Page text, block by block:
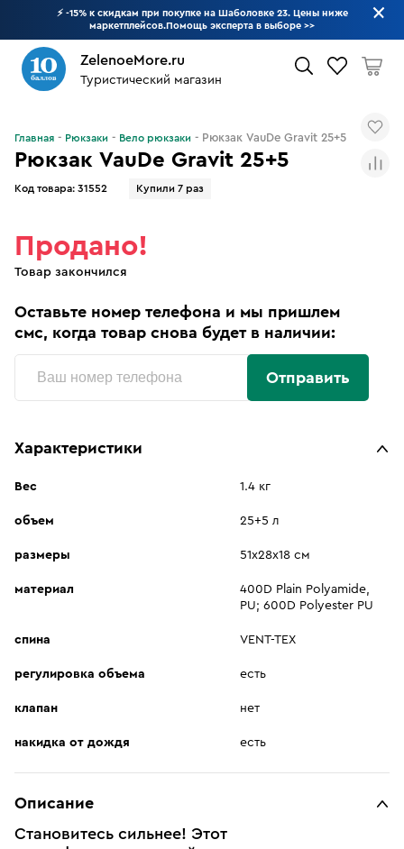
⚡ -15% к скидкам при покупке на Шаболовке 23. Цены ниже
маркетплейсов.Помощь эксперта в выборе >>
ZelenoeMore.ru
Туристический магазин
Рюкзак VauDe Gravit 25+5
Код товара: 31552 Купили 7 раз
Главная Рюкзаки Вело рюкзаки Рюкзак VauDe Gravit 25+5
Продано!
Товар закончился
Оставьте номер телефона и мы пришлем
смс, когда товар снова будет в наличии:
Отправить
Характеристики
Вес 1.4 кг
объем 25+5 л
размеры 51х28х18 см
материал
400D Plain Polyamide,
PU; 600D Polyester PU
спина VENT-TEX
регулировка объема есть
клапан нет
накидка от дождя есть
Описание
Становитесь сильнее! Этот